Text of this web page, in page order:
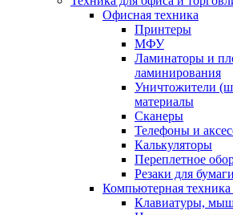
Офисная техника
Принтеры
МФУ
Ламинаторы и
ламинирования
Уничтожители
материалы
Сканеры
Телефоны и
Калькуляторы
Переплетное
Резаки для бумаги
Компьютерная техника
Клавиатуры,